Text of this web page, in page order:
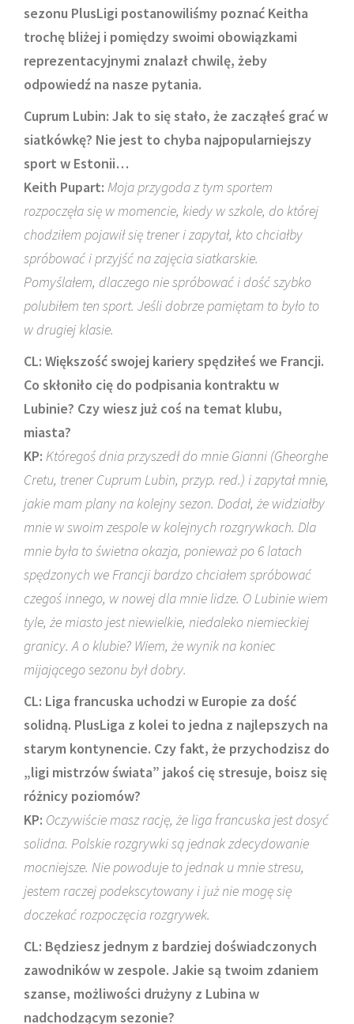
sezonu PlusLigi postanowiliśmy poznać Keitha
trochę bliżej i pomiędzy swoimi obowiązkami
reprezentacyjnymi znalazł chwilę, żeby
odpowiedź na nasze pytania.
Cuprum Lubin: Jak to się stało, że zacząłeś grać w
siatkówkę? Nie jest to chyba najpopularniejszy
sport w Estonii…
Keith Pupart: Moja przygoda z tym sportem
rozpoczęła się w momencie, kiedy w szkole, do której
chodziłem pojawił się trener i zapytał, kto chciałby
spróbować i przyjść na zajęcia siatkarskie.
Pomyślałem, dlaczego nie spróbować i dość szybko
polubiłem ten sport. Jeśli dobrze pamiętam to było to
w drugiej klasie.
CL: Większość swojej kariery spędziłeś we Francji.
Co skłoniło cię do podpisania kontraktu w
Lubinie? Czy wiesz już coś na temat klubu,
miasta?
KP: Któregoś dnia przyszedł do mnie Gianni (Gheorghe
Cretu, trener Cuprum Lubin, przyp. red.) i zapytał mnie,
jakie mam plany na kolejny sezon. Dodał, że widziałby
mnie w swoim zespole w kolejnych rozgrywkach. Dla
mnie była to świetna okazja, ponieważ po 6 latach
spędzonych we Francji bardzo chciałem spróbować
czegoś innego, w nowej dla mnie lidze. O Lubinie wiem
tyle, że miasto jest niewielkie, niedaleko niemieckiej
granicy. A o klubie? Wiem, że wynik na koniec
mijającego sezonu był dobry.
CL: Liga francuska uchodzi w Europie za dość
solidną. PlusLiga z kolei to jedna z najlepszych na
starym kontynencie. Czy fakt, że przychodzisz do
„ligi mistrzów świata” jakoś cię stresuje, boisz się
różnicy poziomów?
KP: Oczywiście masz rację, że liga francuska jest dosyć
solidna. Polskie rozgrywki są jednak zdecydowanie
mocniejsze. Nie powoduje to jednak u mnie stresu,
jestem raczej podekscytowany i już nie mogę się
doczekać rozpoczęcia rozgrywek.
CL: Będziesz jednym z bardziej doświadczonych
zawodników w zespole. Jakie są twoim zdaniem
szanse, możliwości drużyny z Lubina w
nadchodzącym sezonie?